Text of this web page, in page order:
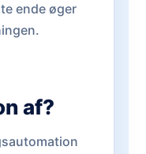
ende øger
af?